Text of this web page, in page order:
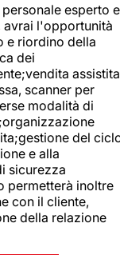
esperto e
avrai l'opportunità
e riordino della
dei
assistita
scanner per
modalità di
del
e alla
sicurezza
permetterà inoltre
con il cliente,
della relazione